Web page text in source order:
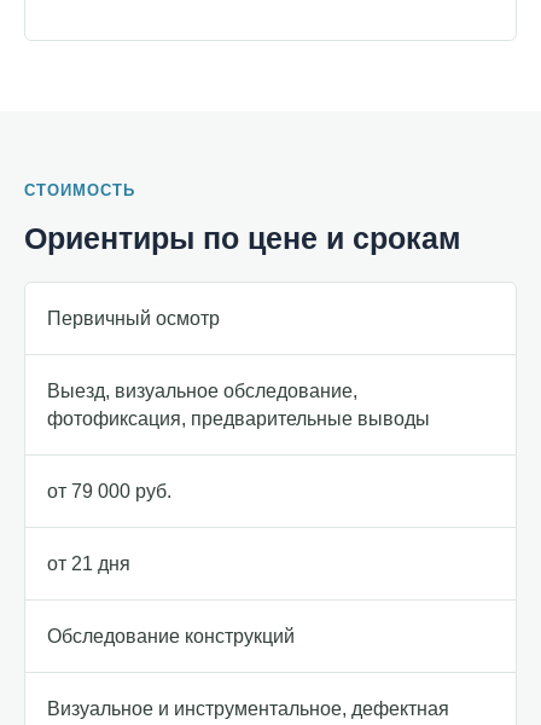
СТОИМОСТЬ
Ориентиры по цене и срокам
Первичный осмотр
Выезд, визуальное обследование,
фотофиксация, предварительные выводы
от 79 000 руб.
от 21 дня
Обследование конструкций
Визуальное и инструментальное, дефектная